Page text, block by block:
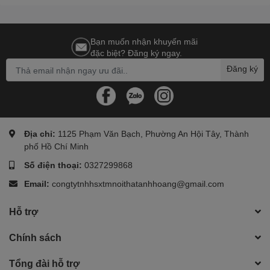
Bạn muốn nhận khuyến mãi
đặc biệt? Đăng ký ngay.
Đăng ký
Địa chỉ: 1125 Phạm Văn Bạch, Phường An Hội Tây, Thành
phố Hồ Chí Minh
Số điện thoại: 0327299868
Email: congtytnhhsxtmnoithatanhhoang@gmail.com
Hỗ trợ
Chính sách
Tổng đài hỗ trợ